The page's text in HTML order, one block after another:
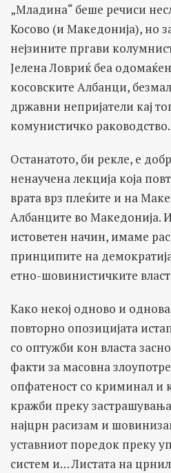
„Младина“ беше речиси
Косово (и Македонија), но
нејзините пргави
Јелена Ловриќ беа
косовските Албанци,
државни непријатели кај
комунистичко раководство.
Останатото, би рекле, е
ненаучена лекција која
врата врз плеќите и на
Албанците во Македонија.
истоветен начин, имаме
принципите на
етно-шовинистичките
Како некој одново и
повторно опозицијата
со оптужби кон власта
факти за масовна
опфатеност со криминал и
кражби преку
најцрн расизам и
уставниот поредок преку
систем и… Листата на